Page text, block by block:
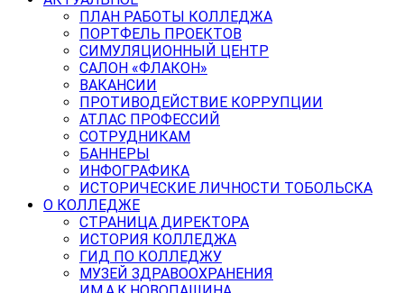
ПЛАН РАБОТЫ КОЛЛЕДЖА
ПОРТФЕЛЬ ПРОЕКТОВ
СИМУЛЯЦИОННЫЙ ЦЕНТР
САЛОН «ФЛАКОН»
ВАКАНСИИ
ПРОТИВОДЕЙСТВИЕ КОРРУПЦИИ
АТЛАС ПРОФЕССИЙ
СОТРУДНИКАМ
БАННЕРЫ
ИНФОГРАФИКА
ИСТОРИЧЕСКИЕ ЛИЧНОСТИ ТОБОЛЬСКА
О КОЛЛЕДЖЕ
СТРАНИЦА ДИРЕКТОРА
ИСТОРИЯ КОЛЛЕДЖА
ГИД ПО КОЛЛЕДЖУ
МУЗЕЙ ЗДРАВООХРАНЕНИЯ